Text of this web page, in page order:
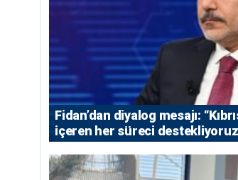
Fidan’dan diyalog mesajı:
içeren her süreci